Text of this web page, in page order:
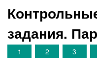
задания.
1 2 3